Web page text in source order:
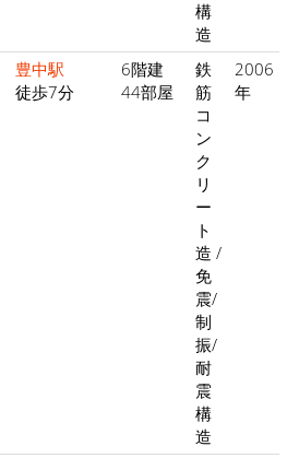
構
造
豊中駅
徒歩7分
6階建
44部屋
鉄
筋
コ
ン
ク
リ
ー
ト
造 /
免
震/
制
振/
耐
震
構
造
2006
年